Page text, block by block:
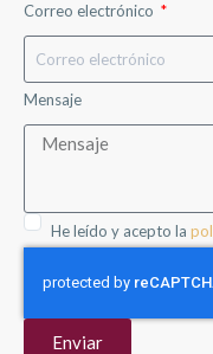
Correo electrónico
Mensaje
He leído y acepto la
Enviar